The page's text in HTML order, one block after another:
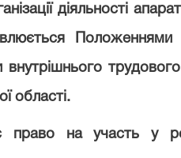
діяльності
внутрішнього
області.
на участь у